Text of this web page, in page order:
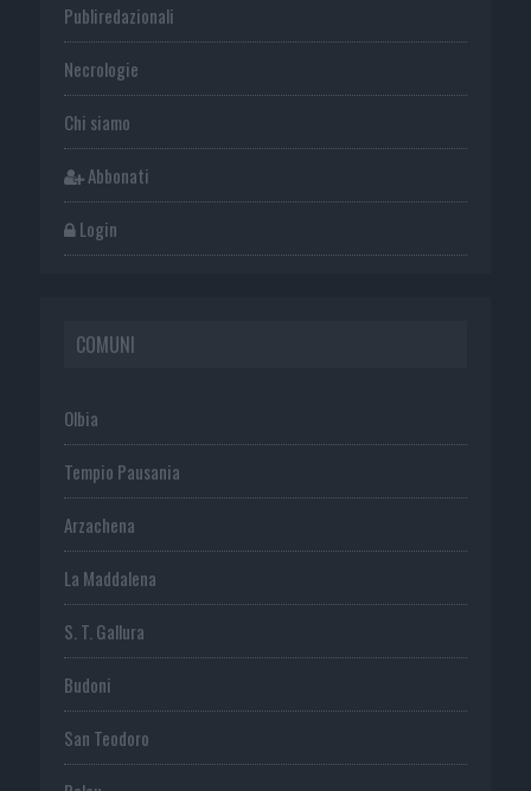
Publiredazionali
Necrologie
Chi siamo
Abbonati
Login
COMUNI
Olbia
Tempio Pausania
Arzachena
La Maddalena
S. T. Gallura
Budoni
San Teodoro